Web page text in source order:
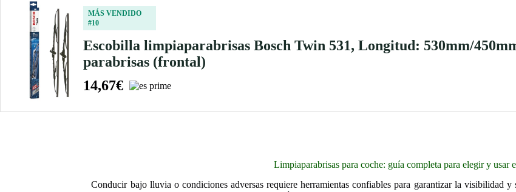
MÁS VENDIDO
#10
Escobilla limpiaparabrisas Bosch Twin 531, Longitud: 530mm/
parabrisas (frontal)
14,67€
Limpiaparabrisas para coche: guía completa para elegir y usar
Conducir bajo lluvia o condiciones adversas requiere herramientas confiables para garantizar la visibilidad y